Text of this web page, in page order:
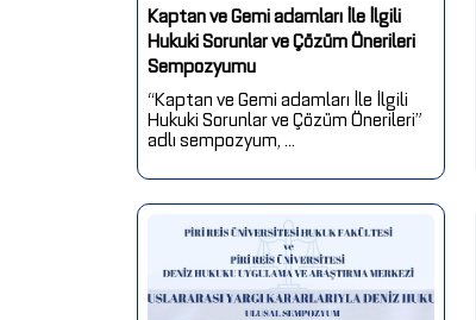
Kaptan ve Gemi adamları İle İlgili
Hukuki Sorunlar ve Çözüm Önerileri
Sempozyumu
“Kaptan ve Gemi adamları İle İlgili
Hukuki Sorunlar ve Çözüm Önerileri”
adlı sempozyum, ...